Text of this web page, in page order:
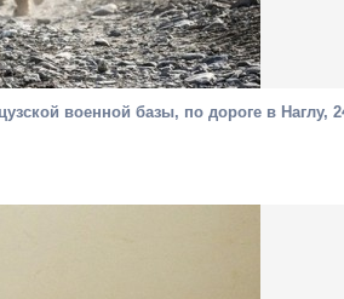
военной базы, по дороге в Наглу,